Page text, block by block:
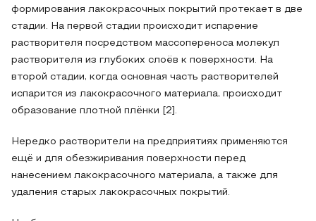
формирования лакокрасочных покрытий протекает в две
стадии. На первой стадии происходит испарение
растворителя посредством массопереноса молекул
растворителя из глубоких слоёв к поверхности. На
второй стадии, когда основная часть растворителей
испарится из лакокрасочного материала, происходит
образование плотной плёнки [2].
Нередко растворители на предприятиях применяются
ещё и для обезжиривания поверхности перед
нанесением лакокрасочного материала, а также для
удаления старых лакокрасочных покрытий.